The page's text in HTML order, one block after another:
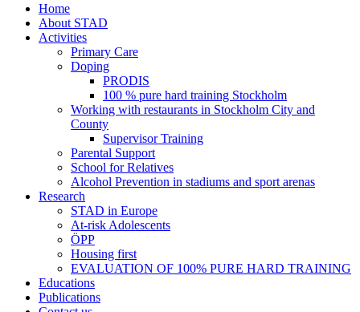
Home
About STAD
Activities
Primary Care
Doping
PRODIS
100 % pure hard training Stockholm
Working with restaurants in Stockholm City and
County
Supervisor Training
Parental Support
School for Relatives
Alcohol Prevention in stadiums and sport arenas
Research
STAD in Europe
At-risk Adolescents
ÖPP
Housing first
EVALUATION OF 100% PURE HARD TRAINING
Educations
Publications